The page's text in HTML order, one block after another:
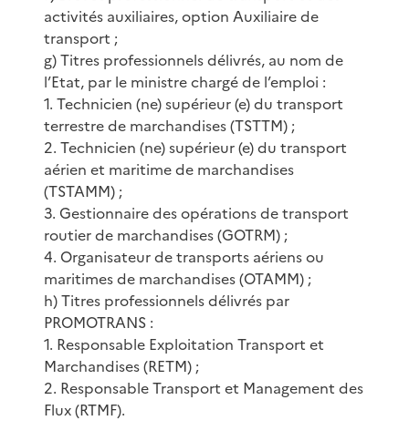
activités auxiliaires, option Auxiliaire de
transport ;
g) Titres professionnels délivrés, au nom de
l’Etat, par le ministre chargé de l’emploi :
1. Technicien (ne) supérieur (e) du transport
terrestre de marchandises (TSTTM) ;
2. Technicien (ne) supérieur (e) du transport
aérien et maritime de marchandises
(TSTAMM) ;
3. Gestionnaire des opérations de transport
routier de marchandises (GOTRM) ;
4. Organisateur de transports aériens ou
maritimes de marchandises (OTAMM) ;
h) Titres professionnels délivrés par
PROMOTRANS :
1. Responsable Exploitation Transport et
Marchandises (RETM) ;
2. Responsable Transport et Management des
Flux (RTMF).